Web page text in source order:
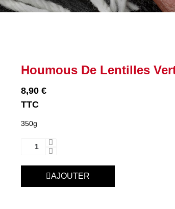
Houmous De Lentilles
8,90 €
TTC
350g
AJOUTER